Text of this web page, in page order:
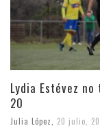
Lydia Estévez
20
Julia López 20 julio,